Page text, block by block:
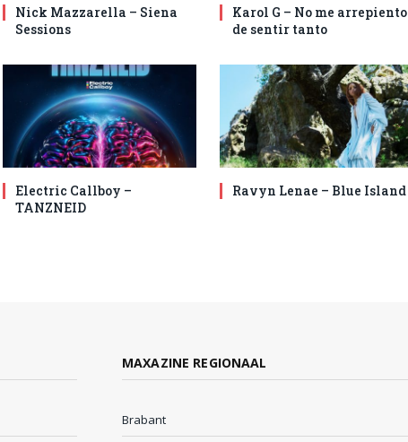
Nick Mazzarella – Siena
Sessions
Karol G – No me arrepiento
de sentir tanto
Electric Callboy –
TANZNEID
Ravyn Lenae – Blue Island
MAXAZINE REGIONAAL
Brabant